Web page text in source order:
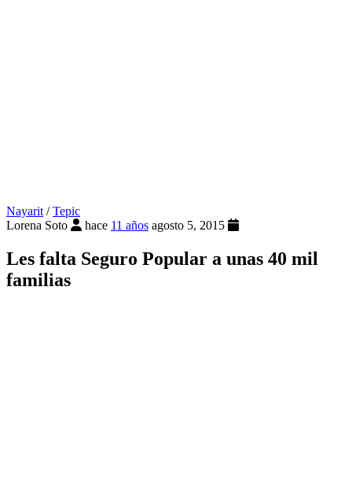
Nayarit/Tepic
Lorena Soto
hace 11 años agosto 5, 2015
Les falta Seguro Popular a unas 40 mil
familias